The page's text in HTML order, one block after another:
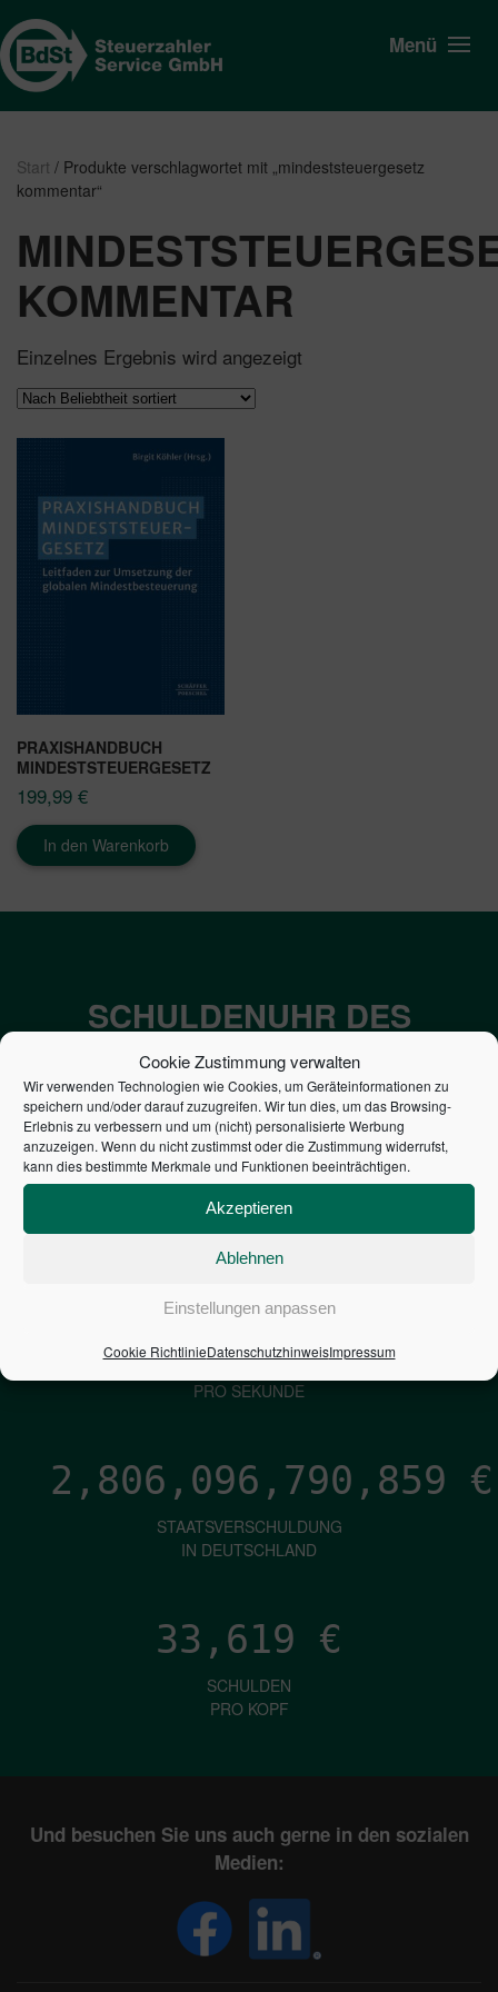
Cookie Zustimmung verwalten
Wir verwenden Technologien wie Cookies, um Geräteinformationen zu
speichern und/oder darauf zuzugreifen. Wir tun dies, um das Browsing-
Erlebnis zu verbessern und um (nicht) personalisierte Werbung
anzuzeigen. Wenn du nicht zustimmst oder die Zustimmung widerrufst,
kann dies bestimmte Merkmale und Funktionen beeinträchtigen.
Akzeptieren
Ablehnen
Einstellungen anpassen
Cookie RichtlinieDatenschutzhinweisImpressum
Menü
Start / Produkte verschlagwortet mit „mindeststeuergesetz
kommentar“
KOMMENTAR
Einzelnes Ergebnis wird angezeigt
PRAXISHANDBUCH
MINDESTSTEUERGESETZ
199,99 €
In den Warenkorb
SCHULDENUHR DES
BUNDES DER
STEUERZAHLER
7,052€
NEUVERSCHULDUNG
PRO SEKUNDE
1,601€
ZINSEN
PRO SEKUNDE
2,806,096,791,747 €
STAATSVERSCHULDUNG
IN DEUTSCHLAND
33,619 €
SCHULDEN
PRO KOPF
Und besuchen Sie uns auch gerne in den sozialen
Medien: